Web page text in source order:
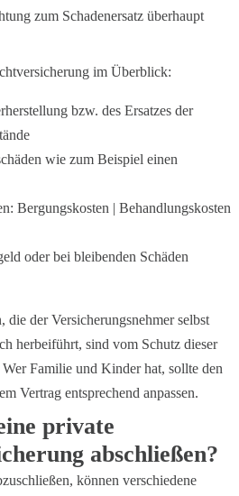
zum Schadenersatz überhaupt
im Überblick:
bzw. des Ersatzes der
wie zum Beispiel einen
Bergungskosten | Behandlungskosten
oder bei bleibenden Schäden
die der Versicherungsnehmer selbst
herbeiführt, sind vom Schutz dieser
Familie und Kinder hat, sollte den
Vertrag entsprechend anpassen.
private
abschließen?
können verschiedene